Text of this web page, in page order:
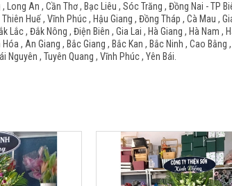
, Long An , Cần Thơ , Bạc Liêu , Sóc Trăng , Đồng Nai - TP
Huế , Vĩnh Phúc , Hậu Giang , Đồng Tháp , Cà Mau ,
Lắc , Đắk Nông , Điện Biên , Gia Lai , Hà Giang , Hà Nam
, An Giang , Bắc Giang , Bắc Kan , Bắc Ninh , Cao
Nguyên , Tuyên Quang , Vĩnh Phúc , Yên Bái.